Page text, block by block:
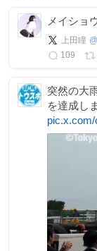
メイショ
上田瞳 @
109
突然の大
を達成し